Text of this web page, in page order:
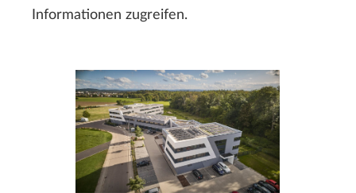
Informationen zugreifen.